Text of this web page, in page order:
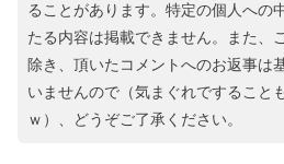
ることがあります。特定の個人への
たる内容は掲載できません。また、
除き、頂いたコメントへのお返事は
いませんので（気まぐれですること
ｗ）、どうぞご了承ください。